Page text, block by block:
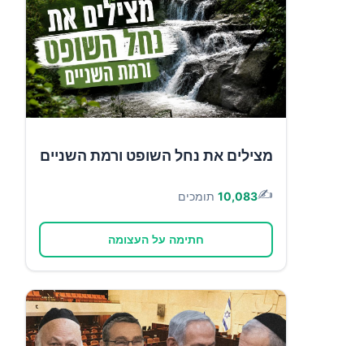
מצילים את נחל השופט ורמת השניים
✍️
10,083 תומכים
חתימה על העצומה